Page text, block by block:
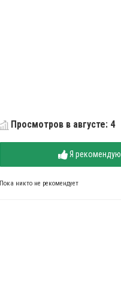
Просмотров в августе: 4
Я рекомендую
Пока никто не рекомендует